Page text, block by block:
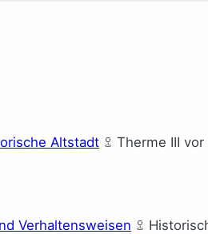
Altstadt
Therme III
Verhaltensweisen